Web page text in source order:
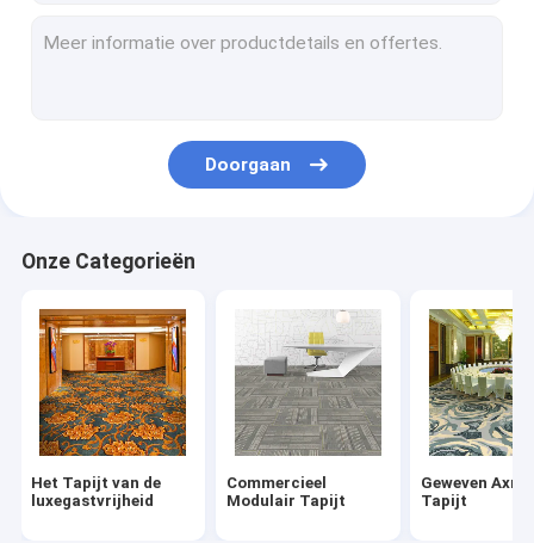
Gedrukte Tapijttegels
De Deken van het moskeegebed
Binnen Openluchtmat
Doorgaan
Onze Categorieën
Het Tapijt van de
luxegastvrijheid
Commercieel
Modulair Tapijt
Geweven
Tapijt